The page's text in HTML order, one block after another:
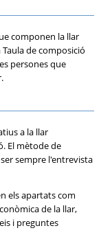
componen la llar
de composició
persones que
a la llar
El mètode de
sempre l'entrevista
els apartats com
de la llar,
i preguntes